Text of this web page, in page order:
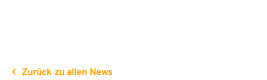
Zurück zu allen News